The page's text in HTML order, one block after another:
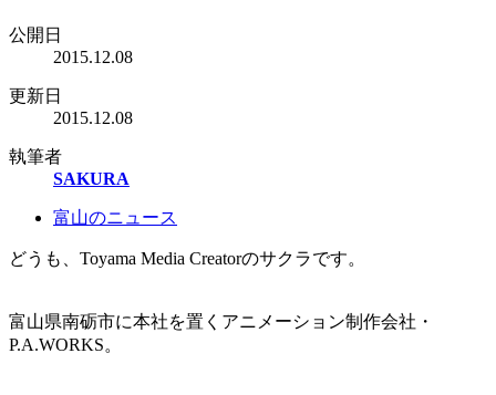
公開日
2015.12.08
更新日
2015.12.08
執筆者
SAKURA
富山のニュース
どうも、Toyama Media Creatorのサクラです。
富山県南砺市に本社を置くアニメーション制作会社・
P.A.WORKS。